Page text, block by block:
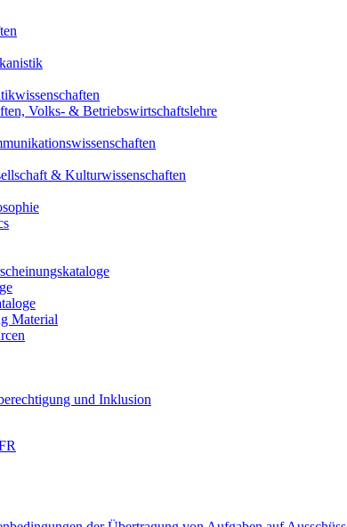
Volks- & Betriebswirtschaftslehre
& Kulturwissenschaften
Material
und Inklusion